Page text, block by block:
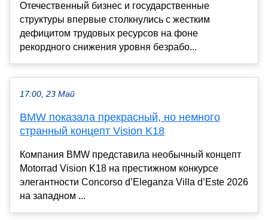
Отечественный бизнес и государственные
структуры впервые столкнулись с жестким
дефицитом трудовых ресурсов на фоне
рекордного снижения уровня безрабо...
17:00, 23 Май
BMW показала прекрасный, но немного
странный концепт Vision K18
Компания BMW представила необычный концепт
Motorrad Vision K18 на престижном конкурсе
элегантности Concorso d’Eleganza Villa d’Este 2026
на западном ...